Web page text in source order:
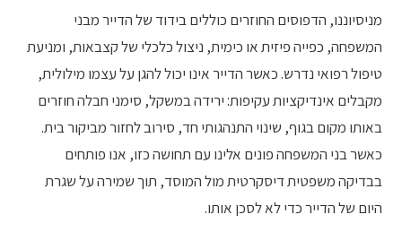
מניסיוננו, הדפוסים החוזרים כוללים בידוד של הדייר מבני
המשפחה, כפייה פיזית או כימית, ניצול כלכלי של קצבאות, ומניעת
טיפול רפואי נדרש. כאשר הדייר אינו יכול להגן על עצמו מילולית,
מקבלים אינדיקציות עקיפות: ירידה במשקל, סימני חבלה חוזרים
באותו מקום בגוף, שינוי התנהגותי חד, סירוב לחזור מביקור בית.
כאשר בני המשפחה פונים אלינו עם תחושה כזו, אנו פותחים
בבדיקה משפטית דיסקרטית מול המוסד, תוך שמירה על שגרת
היום של הדייר כדי לא לסכן אותו.